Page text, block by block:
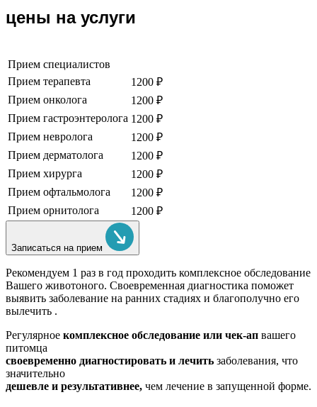
цены на услуги
Прием специалистов
Прием терапевта
1200 ₽
Прием онколога
1200 ₽
Прием гастроэнтеролога 1200 ₽
Прием невролога
1200 ₽
Прием дерматолога
1200 ₽
Прием хирурга
1200 ₽
Прием офтальмолога
1200 ₽
Прием орнитолога
1200 ₽
Записаться на прием
Рекомендуем 1 раз в год проходить комплексное обследование
Вашего животоного. Своевременная диагностика поможет
выявить заболевание на ранних стадиях и благополучно его
вылечить .
Регулярное комплексное обследование или чек-ап вашего
питомца
своевременно диагностировать и лечить заболевания, что
значительно
дешевле и результативнее, чем лечение в запущенной форме.